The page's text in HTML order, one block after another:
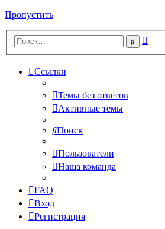
Пропустить
Поиск
Ссылки
Темы без ответов
Активные темы
Поиск
Пользователи
Наша команда
FAQ
Вход
Регистрация